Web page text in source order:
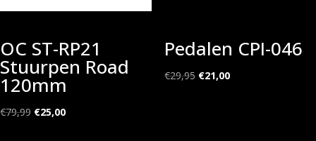
OC ST-RP21
Stuurpen Road
120mm
€79,99 Oorspronkelijke
€25,00Huidige
Pedalen CPI-046
€29,95 Oorspronkelijke
€21,00Huidige